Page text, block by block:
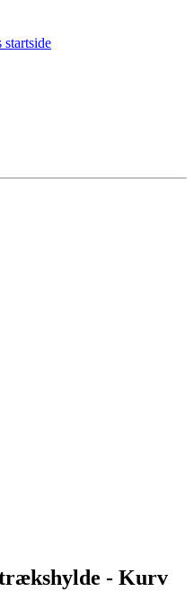
startside
- Kurv